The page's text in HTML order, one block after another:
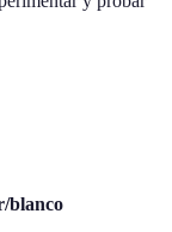
blanco